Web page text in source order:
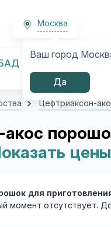
Москва
Ваш город
Да
БАД
изделия
Цефтриаксон-
для
момент отсутствует.